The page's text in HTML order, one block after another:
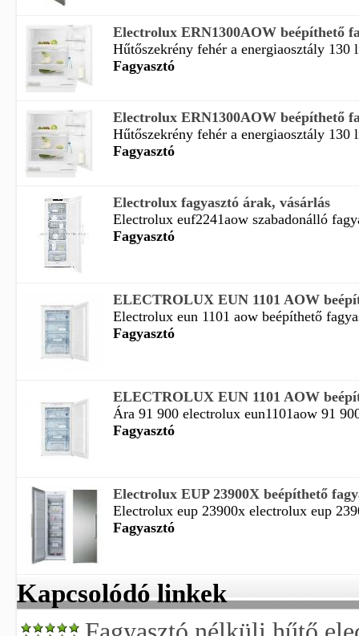
Electrolux ERN1300AOW beépíthető
Hűtőszekrény fehér a energiaosztály 130
Fagyasztó
Electrolux ERN1300AOW beépíthető
Hűtőszekrény fehér a energiaosztály 130
Fagyasztó
Electrolux fagyasztó árak, vásárlás
Electrolux euf2241aow szabadonálló
Fagyasztó
ELECTROLUX EUN 1101 AOW
Electrolux eun 1101 aow beépíthető
Fagyasztó
ELECTROLUX EUN 1101 AOW
Ára 91 900 electrolux eun1101aow 91
Fagyasztó
Electrolux EUP 23900X beépíthető
Electrolux eup 23900x electrolux eup
Fagyasztó
Kapcsolódó linkek